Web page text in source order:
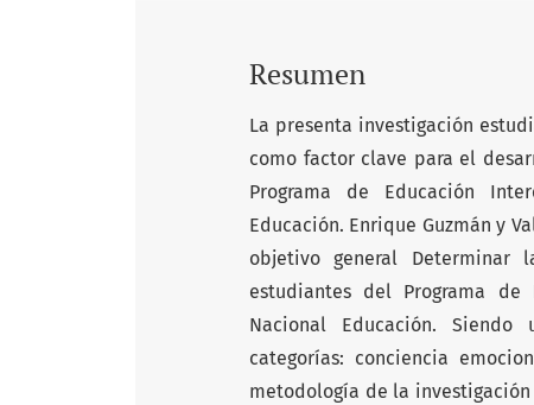
Resumen
La presenta investigación
como factor clave para el
Programa de Educación
Educación. Enrique Guzmán y
objetivo general
estudiantes del Programa
Nacional Educación.
categorías: conciencia
metodología de la